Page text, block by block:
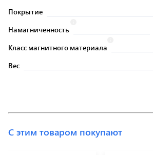
Покрытие
Намагниченность
Класс магнитного материала
Вес
С этим товаром покупают